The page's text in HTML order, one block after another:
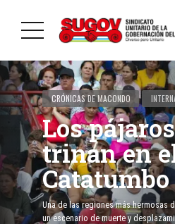
CRÓNICAS DE MACONDO
Los
trinan en
Catatumbo
Una de las regiones más hermosas
un escenario de muerte y